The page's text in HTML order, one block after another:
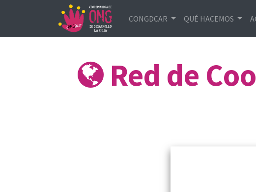
CONGDCAR QUÉ HACEMOS
Red de